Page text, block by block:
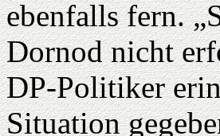
ebenfalls fern.
Dornod nicht
DP-Politiker
Situation